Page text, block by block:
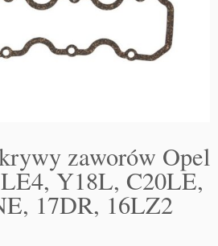
zaworów Opel
Y18L, C20LE,
17DR, 16LZ2